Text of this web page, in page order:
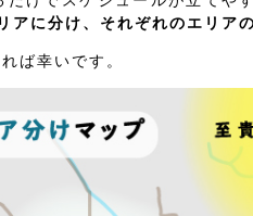
に分け、それぞれのエリア
ば幸いです。